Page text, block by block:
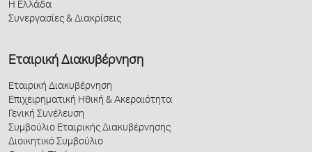
Η Ελλάδα
Συνεργασίες & Διακρίσεις
Εταιρική Διακυβέρνηση
Εταιρική Διακυβέρνηση
Επιχειρηματική Ηθική & Ακεραιότητα
Γενική Συνέλευση
Συμβούλιο Εταιρικής Διακυβέρνησης
Διοικητικό Συμβούλιο